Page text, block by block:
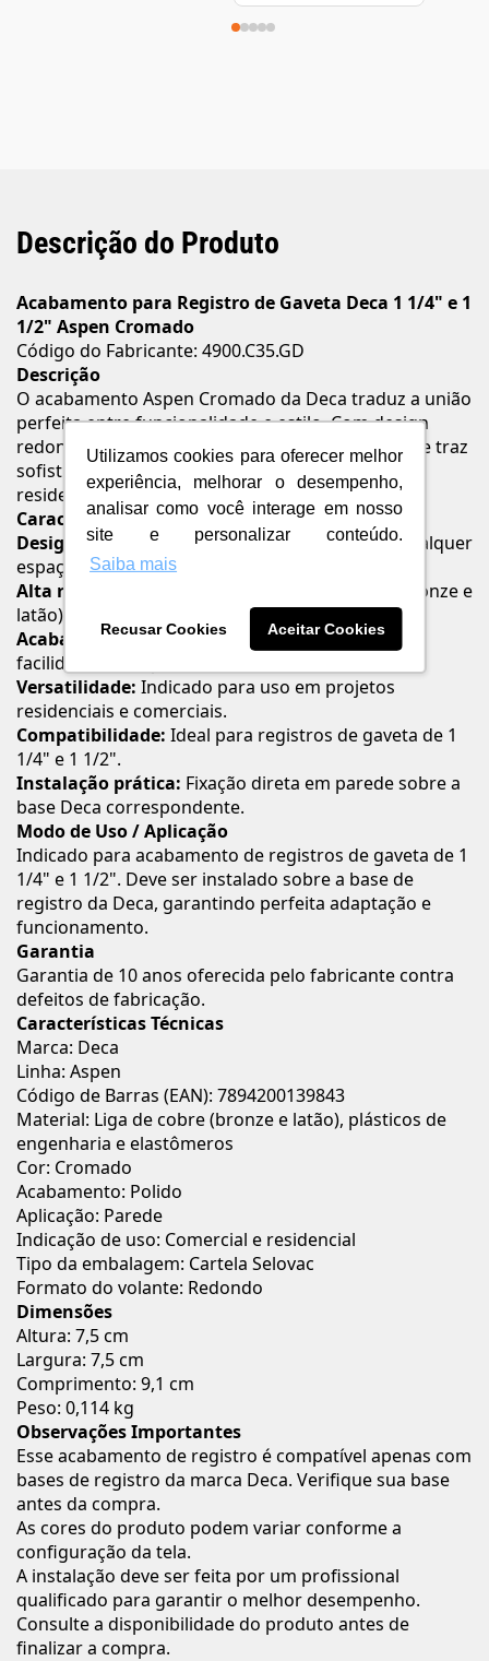
Utilizamos cookies para oferecer melhor
experiência, melhorar o desempenho,
analisar como você interage em nosso
site e personalizar conteúdo.
Saiba mais
Recusar Cookies Aceitar Cookies
Descrição do Produto
Acabamento para Registro de Gaveta Deca 1 1/4" e 1
1/2" Aspen Cromado
Código do Fabricante: 4900.C35.GD
Descrição
O acabamento Aspen Cromado da Deca traduz a união
perfeita entre funcionalidade e estilo. Com design
redondo e acabamento polido, é uma escolha que traz
sofisticação e praticidade tanto para ambientes
residenciais quanto comerciais.
Características e Benefícios
Design elegante:
Estilo redondo que valoriza qualquer
espaço.
Alta resistência:
Produzido em liga de cobre (bronze e
latão), plásticos de engenharia e elastômeros.
Acabamento cromado polido:Beleza, brilho e
facilidade de limpeza.
Versatilidade: Indicado para uso em projetos
residenciais e comerciais.
Compatibilidade: Ideal para registros de gaveta de 1
1/4" e 1 1/2".
Instalação prática: Fixação direta em parede sobre a
base Deca correspondente.
Modo de Uso / Aplicação
Indicado para acabamento de registros de gaveta de 1
1/4" e 1 1/2". Deve ser instalado sobre a base de
registro da Deca, garantindo perfeita adaptação e
funcionamento.
Garantia
Garantia de 10 anos oferecida pelo fabricante contra
defeitos de fabricação.
Características Técnicas
Marca: Deca
Linha: Aspen
Código de Barras (EAN): 7894200139843
Material: Liga de cobre (bronze e latão), plásticos de
engenharia e elastômeros
Cor: Cromado
Acabamento: Polido
Aplicação: Parede
Indicação de uso: Comercial e residencial
Tipo da embalagem: Cartela Selovac
Formato do volante: Redondo
Dimensões
Altura: 7,5 cm
Largura: 7,5 cm
Comprimento: 9,1 cm
Peso: 0,114 kg
Observações Importantes
Esse acabamento de registro é compatível apenas com
bases de registro da marca Deca. Verifique sua base
antes da compra.
As cores do produto podem variar conforme a
configuração da tela.
A instalação deve ser feita por um profissional
qualificado para garantir o melhor desempenho.
Consulte a disponibilidade do produto antes de
finalizar a compra.